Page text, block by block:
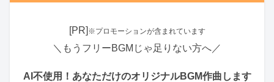
[PR] ※プロモーションが含まれています
＼もうフリーBGMじゃ足りない方へ／
AI不使用！あなただけのオリジナルBGM作曲します